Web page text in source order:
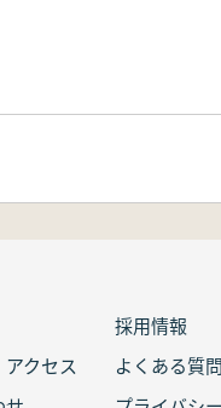
採用情報
クセス
よくある質問